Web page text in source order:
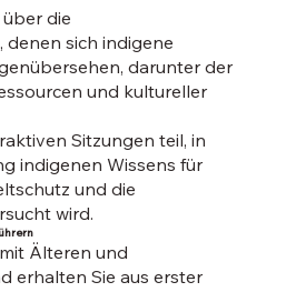
die
denen sich indigene
darunter der
und kultureller
Sitzungen teil, in
indigenen Wissens für
und die
wird.
Älteren und
erhalten Sie aus erster